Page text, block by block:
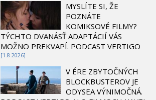
MYSLÍTE SI, ŽE
POZNÁTE
KOMIKSOVÉ FILMY?
TÝCHTO DVANÁSŤ ADAPTÁCIÍ VÁS
MOŽNO PREKVAPÍ. PODCAST VERTIGO
[1.8 2026]
V ÉRE ZBYTOČNÝCH
BLOCKBUSTEROV JE
ODYSEA VÝNIMOČNÁ.